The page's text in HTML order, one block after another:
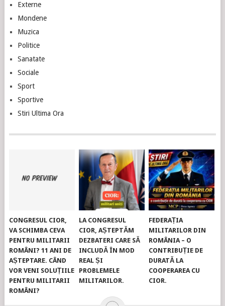
Externe
Mondene
Muzica
Politice
Sanatate
Sociale
Sport
Sportive
Stiri Ultima Ora
CONGRESUL CIOR,
VA SCHIMBA CEVA
PENTRU MILITARII
ROMÂNI? 11 ANI DE
AȘTEPTARE. CÂND
VOR VENI SOLUȚIILE
PENTRU MILITARII
ROMÂNI?
LA CONGRESUL
CIOR, AȘTEPTĂM
DEZBATERI CARE SĂ
INCLUDĂ ÎN MOD
REAL ȘI
PROBLEMELE
MILITARILOR.
FEDERAȚIA
MILITARILOR DIN
ROMÂNIA – O
CONTRIBUȚIE DE
DURATĂ LA
COOPERAREA CU
CIOR.